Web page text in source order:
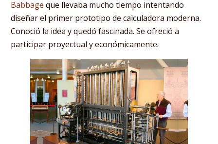
Babbage que llevaba mucho tiempo intentando
diseñar el primer prototipo de calculadora moderna.
Conoció la idea y quedó fascinada. Se ofreció a
participar proyectual y económicamente.